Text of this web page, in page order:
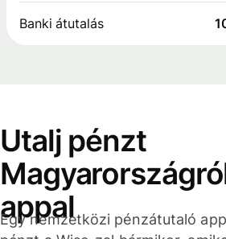
Banki átutalás
Utalj pénzt
appal
Egy nemzetközi pénzátutaló